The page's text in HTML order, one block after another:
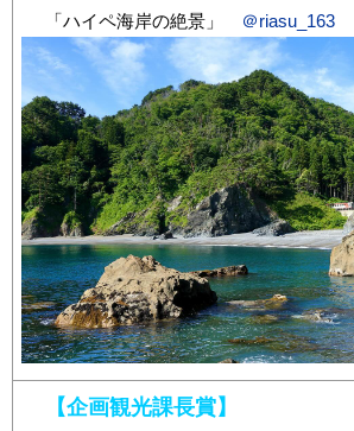
「ハイペ海岸の絶景」
＠riasu_163
【企画観光課長賞】